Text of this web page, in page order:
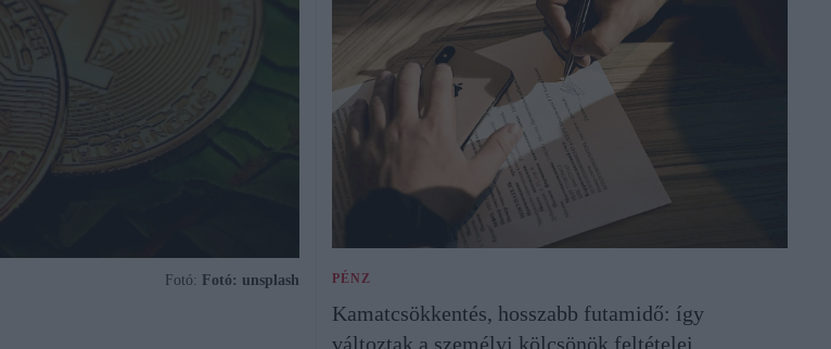
Fotó: Fotó: unsplash PÉNZ
Kamatcsökkentés, hosszabb futamidő: így
változtak a személyi kölcsönök feltételei